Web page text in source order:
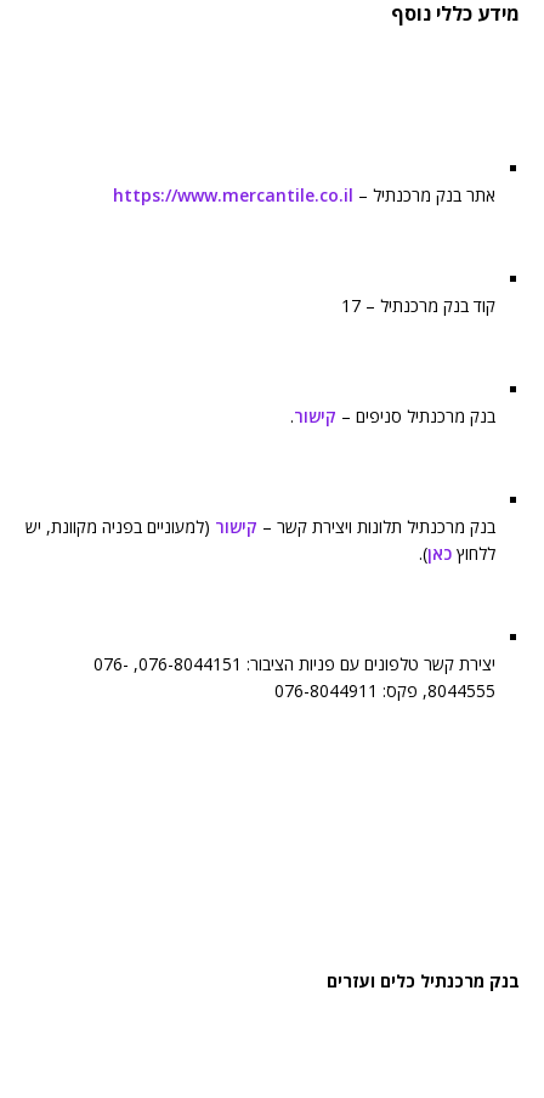
מידע כללי נוסף
אתר בנק מרכנתיל – https://www.mercantile.co.il
קוד בנק מרכנתיל – 17
בנק מרכנתיל סניפים – קישור.
בנק מרכנתיל תלונות ויצירת קשר – קישור (למעוניים בפניה מקוונת, יש
ללחוץ כאן).
יצירת קשר טלפונים עם פניות הציבור: 076-8044151, 076-
8044555, פקס: 076-8044911
בנק מרכנתיל כלים ועזרים